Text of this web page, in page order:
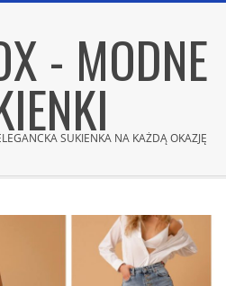
- MODNE
SUKIENKA NA KAŻDĄ OKAZJĘ